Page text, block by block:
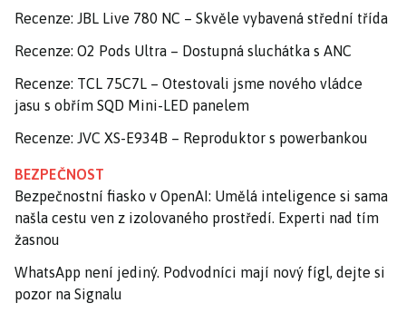
Recenze: JBL Live 780 NC – Skvěle vybavená střední třída
Recenze: O2 Pods Ultra – Dostupná sluchátka s ANC
Recenze: TCL 75C7L – Otestovali jsme nového vládce
jasu s obřím SQD Mini-LED panelem
Recenze: JVC XS-E934B – Reproduktor s powerbankou
BEZPEČNOST
Bezpečnostní fiasko v OpenAI: Umělá inteligence si sama
našla cestu ven z izolovaného prostředí. Experti nad tím
žasnou
WhatsApp není jediný. Podvodníci mají nový fígl, dejte si
pozor na Signalu